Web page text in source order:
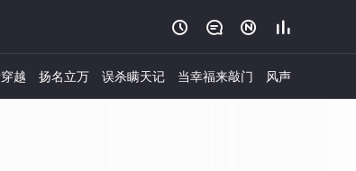
   
越 扬名立万 误杀瞒天记 当幸福来敲门 风声